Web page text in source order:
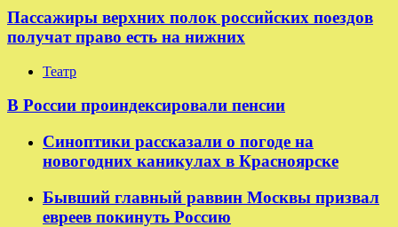
Пассажиры верхних полок российских поездов
получат право есть на нижних
Театр
В России проиндексировали пенсии
Синоптики рассказали о погоде на
новогодних каникулах в Красноярске
Бывший главный раввин Москвы призвал
евреев покинуть Россию